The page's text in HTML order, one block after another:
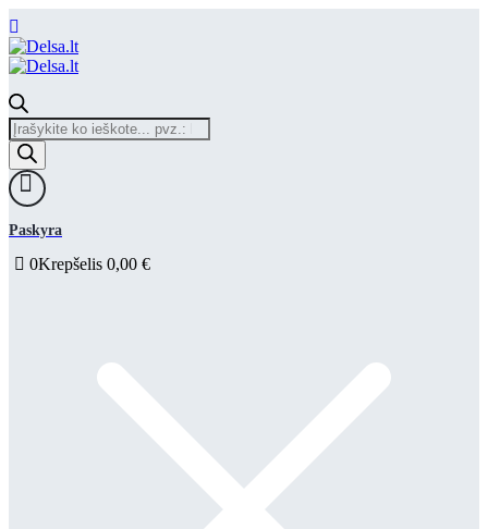
Products
search
Paskyra
0Krepšelis0,00€